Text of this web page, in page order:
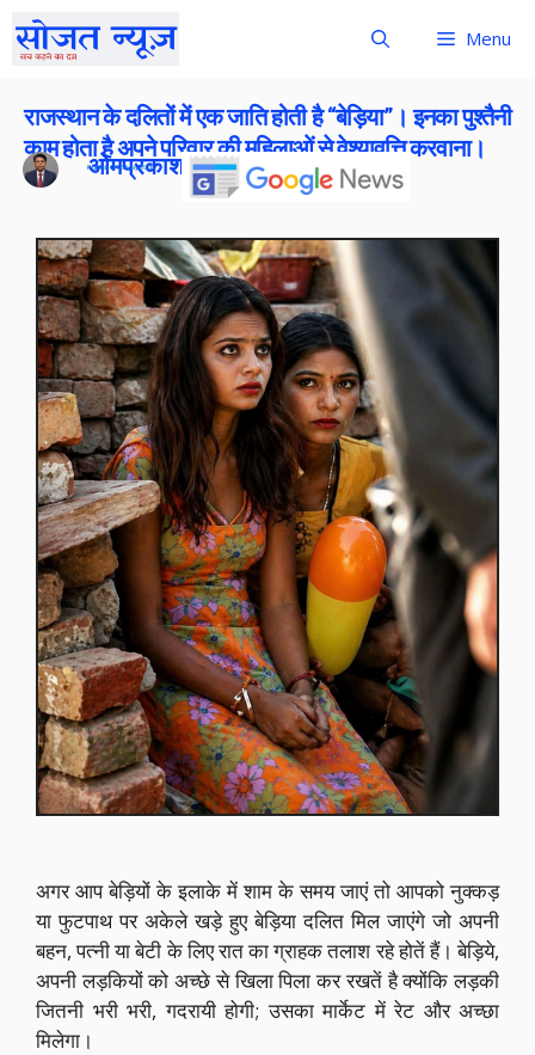
Menu
राजस्थान के दलितों में एक जाति होती है “बेड़िया”। इनका पुश्तैनी
काम होता है अपने परिवार की महिलाओं से वेश्यावृत्ति करवाना।
ओमप्रकाश बोराना
Publish On: 3 May 2026
अगर आप बेड़ियों के इलाके में शाम के समय जाएं तो आपको नुक्कड़
या फुटपाथ पर अकेले खड़े हुए बेड़िया दलित मिल जाएंगे जो अपनी
बहन, पत्नी या बेटी के लिए रात का ग्राहक तलाश रहे होतें हैं। बेड़िये,
अपनी लड़कियों को अच्छे से खिला पिला कर रखतें है क्योंकि लड़की
जितनी भरी भरी, गदरायी होगी; उसका मार्केट में रेट और अच्छा
मिलेगा।